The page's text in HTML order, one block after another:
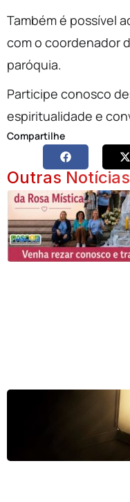
Também é possível
com o coordenador
paróquia.
Participe conosco
espiritualidade e
Compartilhe
Outras Notícias